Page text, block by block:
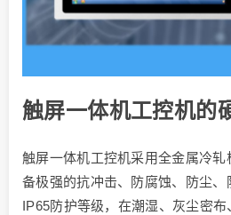
触屏一体机工控机的
触屏一体机工控机采用全金属冷
备极强的抗冲击、防腐蚀、防尘
IP65防护等级，在潮湿、灰尘密